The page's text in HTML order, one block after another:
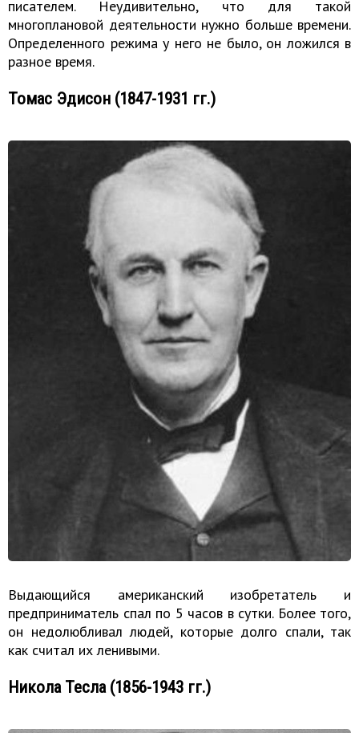
писателем. Неудивительно, что для такой
многоплановой деятельности нужно больше времени.
Определенного режима у него не было, он ложился в
разное время.
Томас Эдисон (1847-1931 гг.)
Выдающийся американский изобретатель и
предприниматель спал по 5 часов в сутки. Более того,
он недолюбливал людей, которые долго спали, так
как считал их ленивыми.
Никола Тесла (1856-1943 гг.)